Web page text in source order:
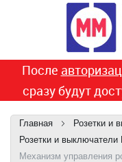
После
сразу будут
Главная
Розетки и
Розетки и выключатели
Механизм управления